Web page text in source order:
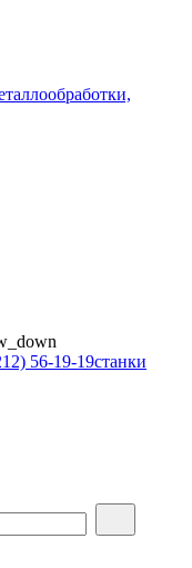
56-19-19станки